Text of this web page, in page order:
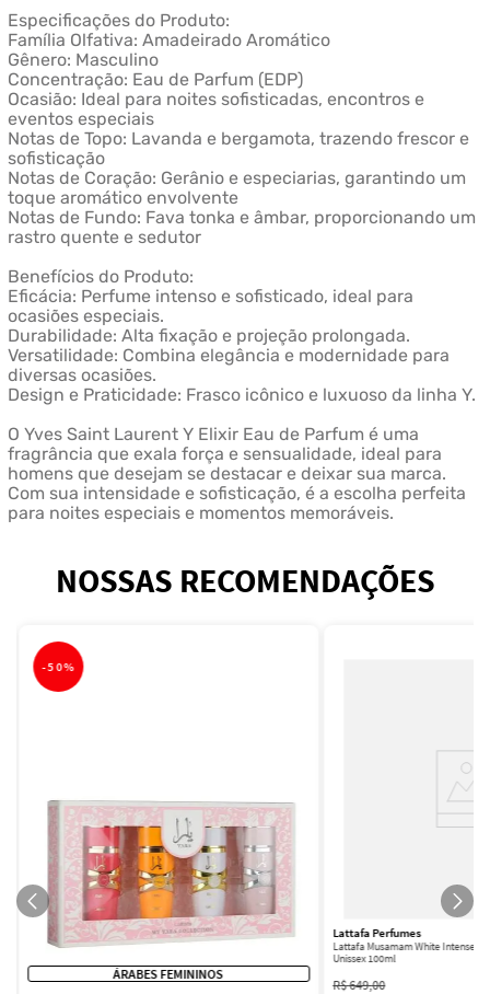
Especificações do Produto:
Família Olfativa: Amadeirado Aromático
Gênero: Masculino
Concentração: Eau de Parfum (EDP)
Ocasião: Ideal para noites sofisticadas, encontros e
eventos especiais
Notas de Topo: Lavanda e bergamota, trazendo frescor e
sofisticação
Notas de Coração: Gerânio e especiarias, garantindo um
toque aromático envolvente
Notas de Fundo: Fava tonka e âmbar, proporcionando um
rastro quente e sedutor
Benefícios do Produto:
Eficácia: Perfume intenso e sofisticado, ideal para
ocasiões especiais.
Durabilidade: Alta fixação e projeção prolongada.
Versatilidade: Combina elegância e modernidade para
diversas ocasiões.
Design e Praticidade: Frasco icônico e luxuoso da linha Y.
O Yves Saint Laurent Y Elixir Eau de Parfum é uma
fragrância que exala força e sensualidade, ideal para
homens que desejam se destacar e deixar sua marca.
Com sua intensidade e sofisticação, é a escolha perfeita
para noites especiais e momentos memoráveis.
NOSSAS RECOMENDAÇÕES
-50%
ÁRABES FEMININOS
Lattafa Perfumes
Lattafa Musamam White Intense
Unissex 100ml
R$649,00